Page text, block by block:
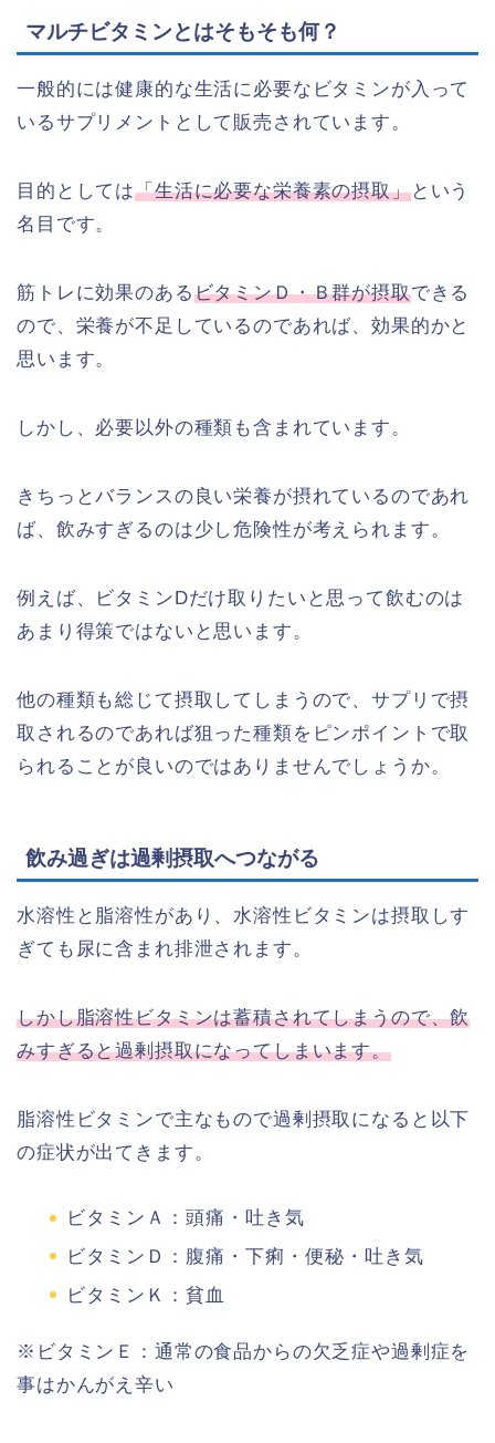
マルチビタミンとはそもそも何？
一般的には健康的な生活に必要なビタミンが入って
いるサプリメントとして販売されています。
目的としては「生活に必要な栄養素の摂取」という
名目です。
筋トレに効果のあるビタミンＤ・Ｂ群が摂取できる
ので、栄養が不足しているのであれば、効果的かと
思います。
しかし、必要以外の種類も含まれています。
きちっとバランスの良い栄養が摂れているのであれ
ば、飲みすぎるのは少し危険性が考えられます。
例えば、ビタミンDだけ取りたいと思って飲むのは
あまり得策ではないと思います。
他の種類も総じて摂取してしまうので、サプリで摂
取されるのであれば狙った種類をピンポイントで取
られることが良いのではありませんでしょうか。
飲み過ぎは過剰摂取へつながる
水溶性と脂溶性があり、水溶性ビタミンは摂取しす
ぎても尿に含まれ排泄されます。
しかし脂溶性ビタミンは蓄積されてしまうので、飲
みすぎると過剰摂取になってしまいます。
脂溶性ビタミンで主なもので過剰摂取になると以下
の症状が出てきます。
ビタミンＡ：頭痛・吐き気
ビタミンＤ：腹痛・下痢・便秘・吐き気
ビタミンＫ：貧血
※ビタミンＥ：通常の食品からの欠乏症や過剰症を
事はかんがえ辛い